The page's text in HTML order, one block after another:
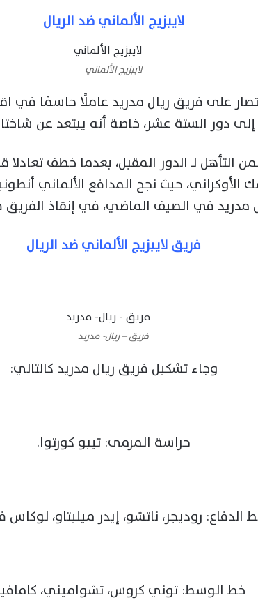
لايبزيج الألماني ضد الريال
لايبزيج الألماني
على فريق ريال مدريد عاملًا حاسمًا في
إلى دور الستة عشر، خاصة أنه يبتعد عن
التأهل لـ الدور المقبل، بعدما خطف
الأوكراني، حيث نجح المدافع الألماني
مدريد في الصيف الماضي، في إنقاذ الفريق
فريق لايبزيج الألماني ضد الريال
فريق – ريال- مدريد
وجاء تشكيل فريق ريال مدريد كالتالي:
حراسة المرمى: تيبو كورتوا.
الدفاع: روديجر، ناتشو، إيدر ميليتاو، لوكاس
خط الوسط: توني كروس، تشواميني،